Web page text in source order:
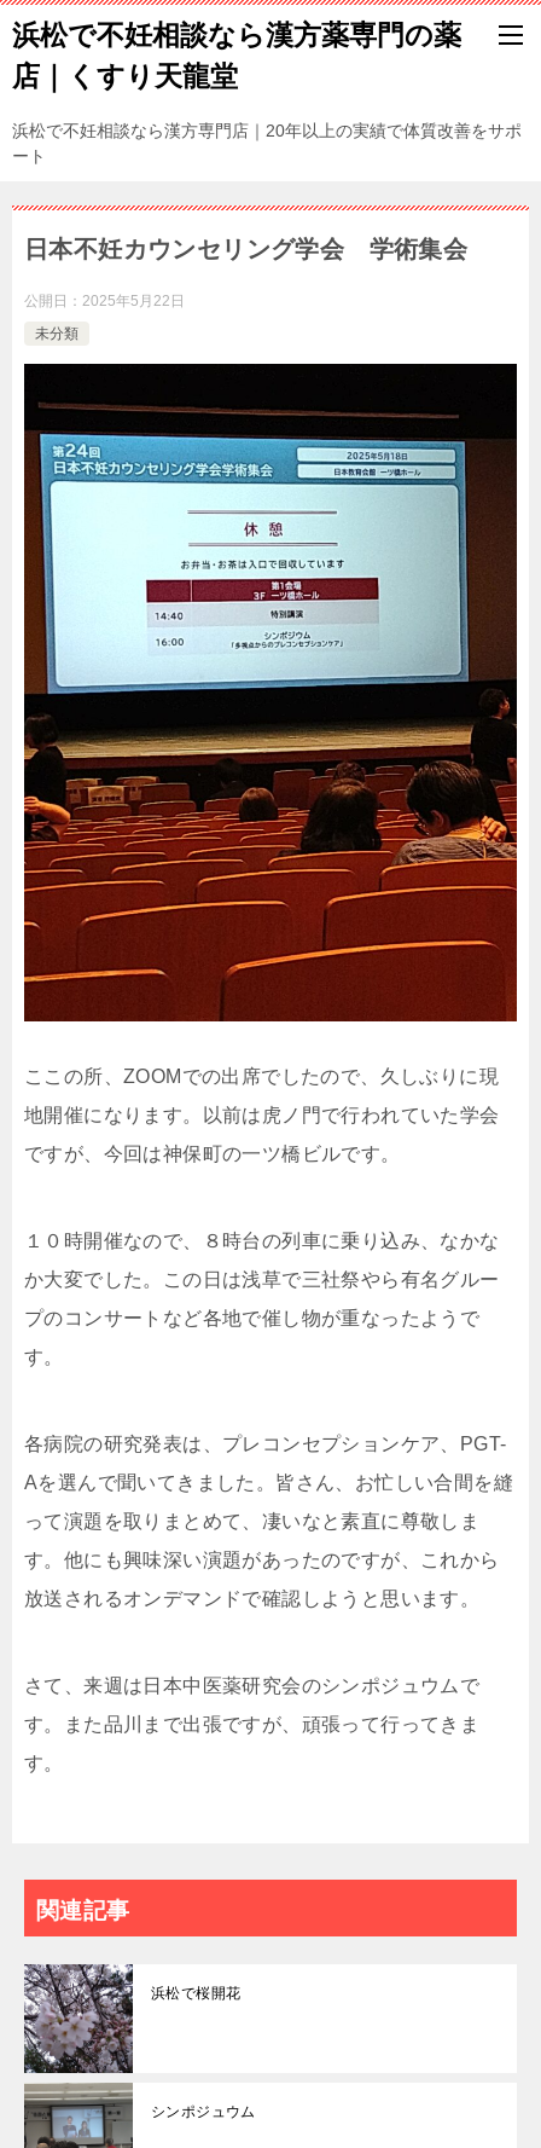
浜松で不妊相談なら漢方薬専門の薬
店｜くすり天龍堂
浜松で不妊相談なら漢方専門店｜20年以上の実績で体質改善をサポ
ート
日本不妊カウンセリング学会 学術集会
公開日： 2025年5月22日
未分類
ここの所、ZOOMでの出席でしたので、久しぶりに現
地開催になります。以前は虎ノ門で行われていた学会
ですが、今回は神保町の一ツ橋ビルです。
１０時開催なので、８時台の列車に乗り込み、なかな
か大変でした。この日は浅草で三社祭やら有名グルー
プのコンサートなど各地で催し物が重なったようで
す。
各病院の研究発表は、プレコンセプションケア、PGT-
Aを選んで聞いてきました。皆さん、お忙しい合間を縫
って演題を取りまとめて、凄いなと素直に尊敬しま
す。他にも興味深い演題があったのですが、これから
放送されるオンデマンドで確認しようと思います。
さて、来週は日本中医薬研究会のシンポジュウムで
す。また品川まで出張ですが、頑張って行ってきま
す。
関連記事
浜松で桜開花
シンポジュウム